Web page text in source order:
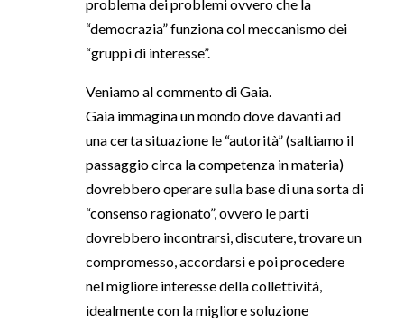
problema dei problemi ovvero che la
“democrazia” funziona col meccanismo dei
“gruppi di interesse”.
Veniamo al commento di Gaia.
Gaia immagina un mondo dove davanti ad
una certa situazione le “autorità” (saltiamo il
passaggio circa la competenza in materia)
dovrebbero operare sulla base di una sorta di
“consenso ragionato”, ovvero le parti
dovrebbero incontrarsi, discutere, trovare un
compromesso, accordarsi e poi procedere
nel migliore interesse della collettività,
idealmente con la migliore soluzione